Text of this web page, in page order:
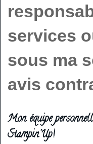
services
sous ma
avis
Mon équipe
Stampin'Up!